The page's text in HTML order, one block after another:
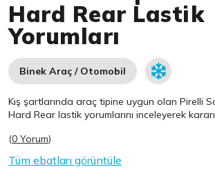
Hard Rear Lastik
Yorumları
Binek Araç / Otomobil
Kış şartlarında araç tipine uygun olanPirelli
Hard Rear lastik yorumlarını inceleyerek
(0 Yorum)
Tüm ebatları görüntüle